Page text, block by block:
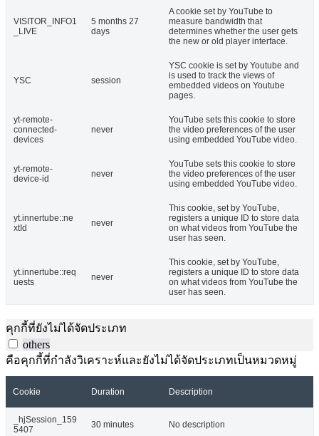
VISITOR_INFO1
_LIVE
5 months 27
days
A cookie set by YouTube to
measure bandwidth that
determines whether the user gets
the new or old player interface.
YSC session
YSC cookie is set by Youtube and
is used to track the views of
embedded videos on Youtube
pages.
yt-remote-
connected-
devices
never
YouTube sets this cookie to store
the video preferences of the user
using embedded YouTube video.
yt-remote-
device-id
never
YouTube sets this cookie to store
the video preferences of the user
using embedded YouTube video.
yt.innertube::ne
xtId
never
This cookie, set by YouTube,
registers a unique ID to store data
on what videos from YouTube the
user has seen.
yt.innertube::req
uests
never
This cookie, set by YouTube,
registers a unique ID to store data
on what videos from YouTube the
user has seen.
คุกกี้ที่ยังไม่ได้จัดประเภท
others
คือคุกกี้ที่กำลังวิเคราะห์และยังไม่ได้จัดประเภทเป็นหมวดหมู่
Cookie Duration Description
_hjSession_159
5407
30 minutes No description